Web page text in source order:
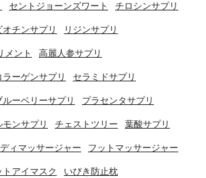
セントジョーンズワート チロシンサプリ
オチンサプリ リジンサプリ
メント 高麗人参サプリ
ラーゲンサプリ セラミドサプリ
ルーベリーサプリ プラセンタサプリ
ンサプリ チェストツリー 葉酸サプリ
ィマッサージャー フットマッサージャー
トアイマスク いびき防止枕